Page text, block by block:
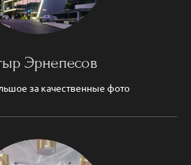
Эрнепесов
за качественные фото